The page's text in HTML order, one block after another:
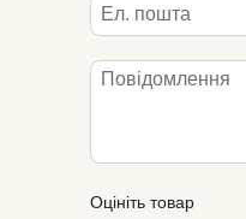
Оцініть товар